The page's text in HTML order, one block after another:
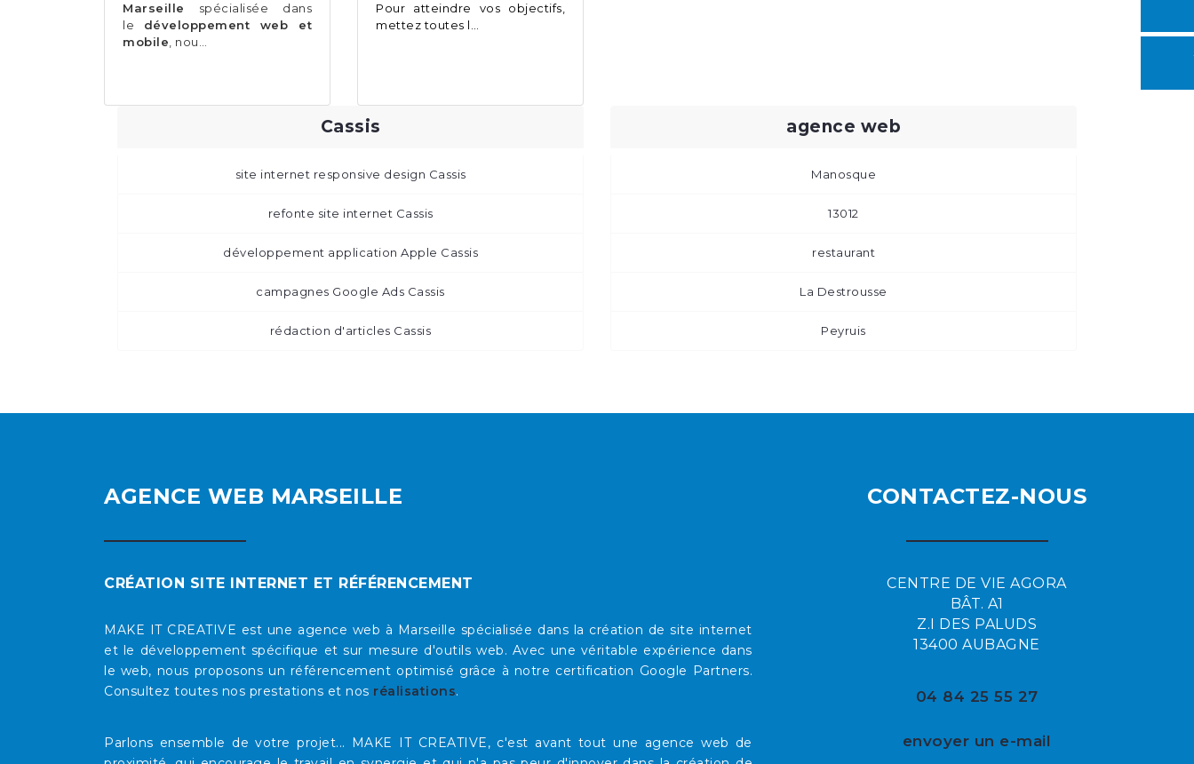
Marseille spécialisée dans
le développement web et
mobile, nou…
Pour atteindre vos objectifs,
mettez toutes l…
Cassis
site internet responsive design Cassis
refonte site internet Cassis
développement application Apple Cassis
campagnes Google Ads Cassis
rédaction d'articles Cassis
agence web
Manosque
13012
restaurant
La Destrousse
Peyruis
AGENCE WEB MARSEILLE
CRÉATION SITE INTERNET ET RÉFÉRENCEMENT
MAKE IT CREATIVE est une agence web à Marseille spécialisée dans la création de site internet
et le développement spécifique et sur mesure d'outils web. Avec une véritable expérience dans
le web, nous proposons un référencement optimisé grâce à notre certification Google Partners.
Consultez toutes nos prestations et nos réalisations.
Parlons ensemble de votre projet... MAKE IT CREATIVE, c'est avant tout une agence web de
CONTACTEZ-NOUS
CENTRE DE VIE AGORA
BÂT. A1
Z.I DES PALUDS
13400 AUBAGNE
04 84 25 55 27
envoyer un e-mail